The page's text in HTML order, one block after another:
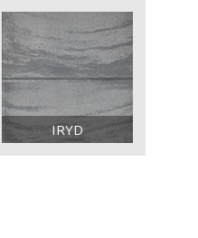
IRYD